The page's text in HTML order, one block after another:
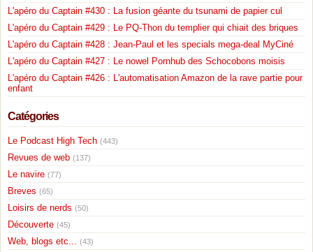
L'apéro du Captain #430 : La fusion géante du tsunami de papier cul
L'apéro du Captain #429 : Le PQ-Thon du templier qui chiait des briques
L'apéro du Captain #428 : Jean-Paul et les specials mega-deal MyCiné
L'apéro du Captain #427 : Le nowel Pornhub des Schocobons moisis
L'apéro du Captain #426 : L'automatisation Amazon de la rave partie pour
enfant
Catégories
Le Podcast High Tech (443)
Revues de web (137)
Le navire (77)
Breves (65)
Loisirs de nerds (50)
Découverte (45)
Web, blogs etc... (43)